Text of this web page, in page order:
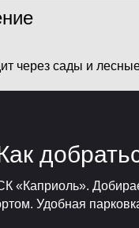
через сады и лесные
«Каприоль».
Удобная